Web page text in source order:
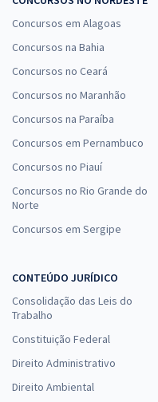
Concursos em Alagoas
Concursos na Bahia
Concursos no Ceará
Concursos no Maranhão
Concursos na Paraíba
Concursos em Pernambuco
Concursos no Piauí
Concursos no Rio Grande do
Norte
Concursos em Sergipe
CONTEÚDO JURÍDICO
Consolidação das Leis do
Trabalho
Constituição Federal
Direito Administrativo
Direito Ambiental